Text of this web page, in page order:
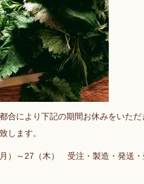
合により下記の期間お休みをいた
します。
）～27（木） 受注・製造・発送・